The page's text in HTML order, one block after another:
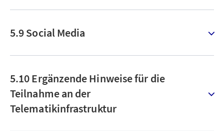
5.9 Social Media
5.10 Ergänzende Hinweise für die
Teilnahme an der
Telematikinfrastruktur